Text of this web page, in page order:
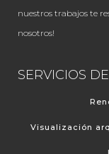
nuestros trabajos te
nosotros!
SERVICIOS
Visualización